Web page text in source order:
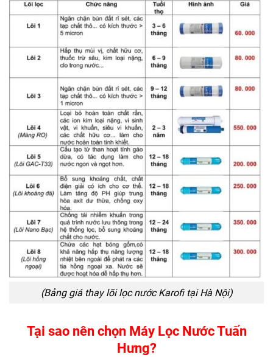
(Bảng giá thay lõi lọc nước Karofi tại Hà Nội)
Tại sao nên chọn Máy Lọc Nước Tuấn
Hưng?